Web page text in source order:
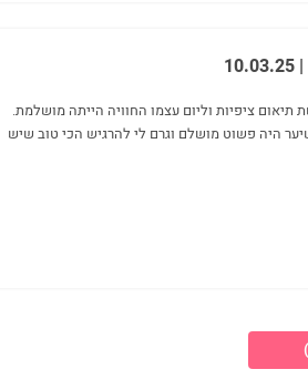
| 10.03.25
ציפיות וליום עצמו החוויה הייתה מושלמת.
היה פשוט מושלם וגרם לי להרגיש הכי טוב שיש